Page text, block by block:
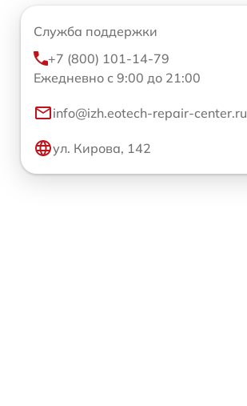
Служба поддержки
+7 (800) 101-14-79
Ежедневно с 9:00 до 21:00
info@izh.eotech-repair-center.ru
ул. Кирова, 142